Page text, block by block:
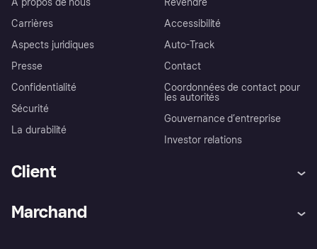
À propos de nous
Carrières
Aspects juridiques
Presse
Confidentialité
Sécurité
La durabilité
Revendre
Accessibilité
Auto-Track
Contact
Coordonnées de contact pour
les autorités
Gouvernance d’entreprise
Investor relations
Client
Marchand